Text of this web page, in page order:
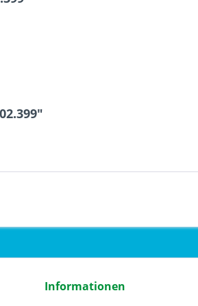
Informationen